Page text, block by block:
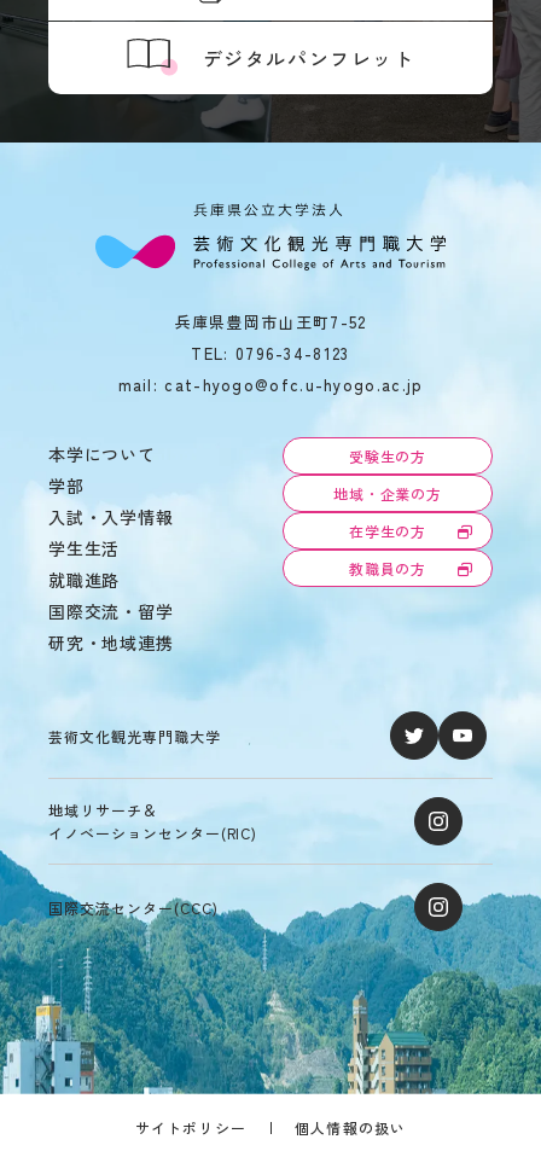
デジタルパンフレット
兵庫県豊岡市山王町7-52
TEL: 0796-34-8123
mail: cat-hyogo@ofc.u-hyogo.ac.jp
本学について
学部
入試・入学情報
学生生活
就職進路
国際交流・留学
研究・地域連携
受験生の方
地域・企業の方
在学生の方
教職員の方
芸術文化観光専門職大学
地域リサーチ＆
イノベーションセンター(RIC)
国際交流センター(CCC)
サイトポリシー 個人情報の扱い